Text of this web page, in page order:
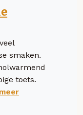
smaken.
toets.